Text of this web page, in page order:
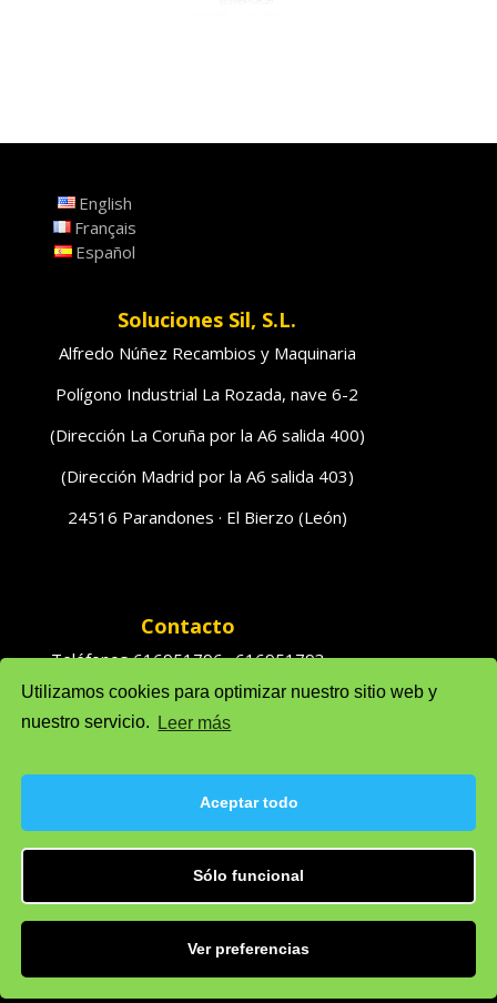
Utilizamos cookies para optimizar nuestro sitio web y
nuestro servicio.
Leer más
Aceptar todo
Sólo funcional
Ver preferencias
English
Français
Español
Soluciones Sil, S.L.
Alfredo Núñez Recambios y Maquinaria
Polígono Industrial La Rozada, nave 6-2
(Dirección La Coruña por la A6 salida 400)
(Dirección Madrid por la A6 salida 403)
24516 Parandones · El Bierzo (León)
Contacto
Teléfonos 616951796 · 616951793
Ventas: solufredo@gmail.com
Política de privacidad
Política de cookie (UE)
Aviso legal
Desarrollado porDepartamento de
Informática, S.L.